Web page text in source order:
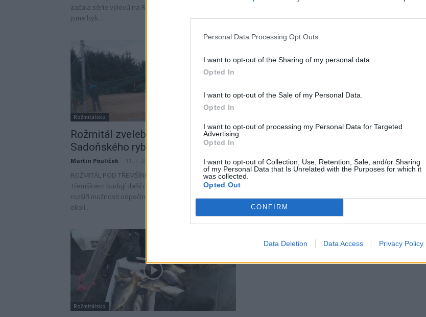
Personal Data Processing Opt Outs
I want to opt-out of the Sharing of my personal data.
Opted In
I want to opt-out of the Sale of my Personal Data.
Opted In
I want to opt-out of processing my Personal Data for Targeted
Advertising.
Opted In
I want to opt-out of Collection, Use, Retention, Sale, and/or Sharing
of my Personal Data that Is Unrelated with the Purposes for which it
was collected.
Opted Out
CONFIRM
Data Deletion Data Access Privacy Policy
začala série výlovů na Rožmitálsku. S naší kamerou
jsme byli...
10 hodin. Kromě...
Rožmitálsko
Rožmitál zvelebuje okolí
Sadoňského rybníka
Martin Poulíček 0
ROŽMITÁL POD TŘEMŠÍNEM - V Rožmitále pod
Třemšínem budují další nové hrací prvky pro děti. Ty
rozšíří možnosti odpočinkového a dalšího vyžití v
okolí...
Vodníci dětem ukázali krásu
Martin Poulíček - 28. 6. 2019
ROŽMITÁL POD TŘEMŠÍNEM - Rožmitálští rybáři
rekreačním areálu u Sadoňského rybníka akci s
názvem „Ve vodě nežijí...
Rožmitálsko